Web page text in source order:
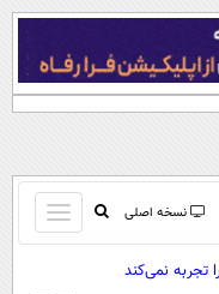
نسخه اصلی
باز
و